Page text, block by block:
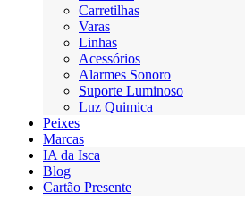
Carretilhas
Varas
Linhas
Acessórios
Alarmes Sonoro
Suporte Luminoso
Luz Quimica
Peixes
Marcas
IA da Isca
Blog
Cartão Presente